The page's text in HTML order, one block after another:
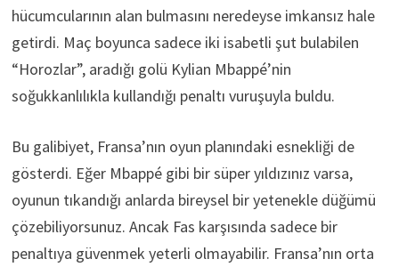
hücumcularının alan bulmasını neredeyse imkansız hale
getirdi. Maç boyunca sadece iki isabetli şut bulabilen
“Horozlar”, aradığı golü Kylian Mbappé’nin
soğukkanlılıkla kullandığı penaltı vuruşuyla buldu.
Bu galibiyet, Fransa’nın oyun planındaki esnekliği de
gösterdi. Eğer Mbappé gibi bir süper yıldızınız varsa,
oyunun tıkandığı anlarda bireysel bir yetenekle düğümü
çözebiliyorsunuz. Ancak Fas karşısında sadece bir
penaltıya güvenmek yeterli olmayabilir. Fransa’nın orta